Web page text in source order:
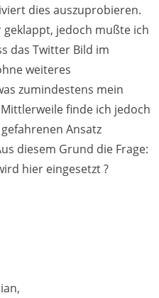
dies auszuprobieren.
jedoch mußte ich
das Twitter Bild im
weiteres
zumindestens mein
finde ich jedoch
Ansatz
diesem Grund die Frage:
hier eingesetzt ?